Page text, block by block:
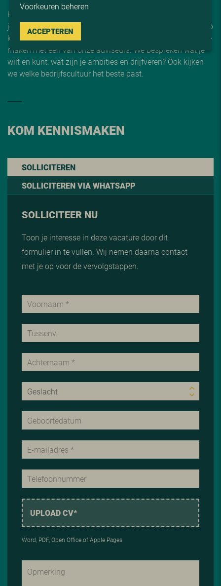
Heeft jouw sollicitatie onze interesse gewekt, dan willen we
je graag persoonlijk ontmoeten. We nodigen je uit bij ViS op
kantoor in Reeuwijk of voor een videogesprek, om kennis te
maken met één van onze adviseurs. We bespreken wat je
wilt en kunt: wat zijn je ambities en drijfveren? Ook kijken
we welke bedrijfscultuur het beste past.
KOM KENNISMAKEN
SOLLICITEREN
SOLLICITEREN VIA WHATSAPP
SOLLICITEER NU
Toon je interesse in deze vacature door dit
formulier in te vullen. Wij nemen daarna contact
met je op voor de vervolgstappen.
UPLOAD CV*
Word, PDF, Open Office of Apple Pages
Voorkeuren beheren
ACCEPTEREN